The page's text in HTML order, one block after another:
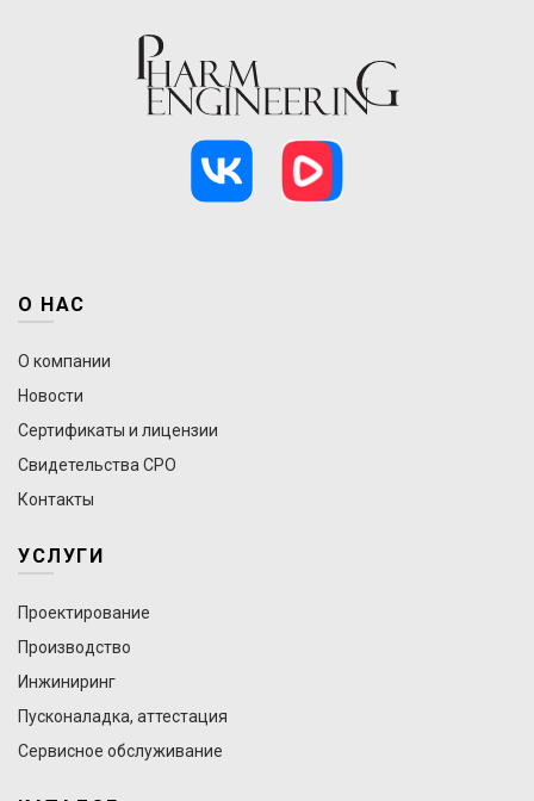
О НАС
О компании
Новости
Сертификаты и лицензии
Свидетельства СРО
Контакты
УСЛУГИ
Проектирование
Производство
Инжиниринг
Пусконаладка, аттестация
Сервисное обслуживание